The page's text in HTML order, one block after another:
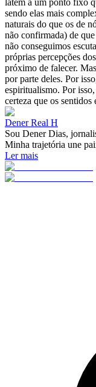
sendo elas mais
naturais do que os de
não confirmada) de
não conseguimos
próprias percepções
próximo de falecer.
por parte deles. Por
espiritualismo. Por
certeza que os
Dener Real H
Sou Dener Dias,
Minha trajetória une
Ler mais